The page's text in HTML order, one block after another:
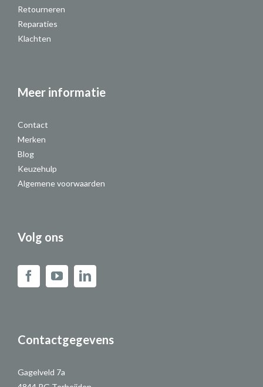
Retourneren
Reparaties
Klachten
Meer informatie
Contact
Merken
Blog
Keuzehulp
Algemene voorwaarden
Volg ons
Contactgegevens
Gagelveld 7a